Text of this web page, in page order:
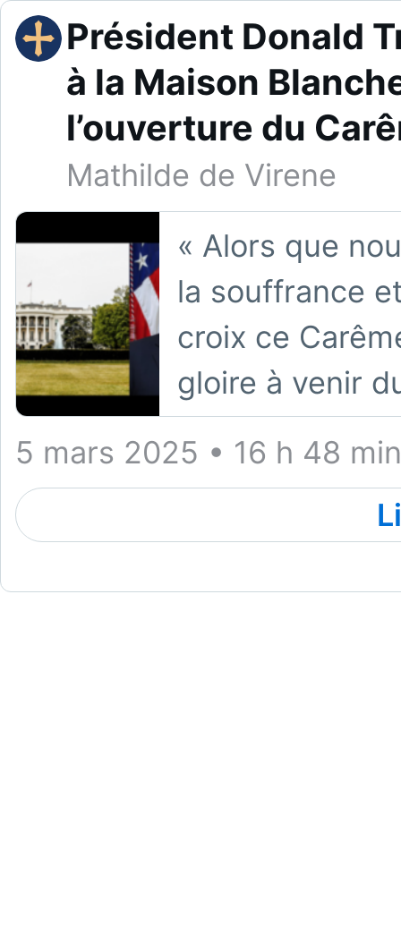
Président Donald
à la Maison
l’ouverture du
Mathilde de Virene
« Alors que
la souffrance
croix ce
gloire à venir
5 mars 2025 • 16 h 48 min